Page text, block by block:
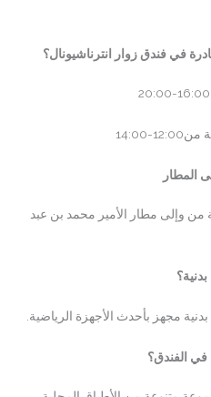
في فندق زوار انترناشيونال؟
14:00
المطار
من وإلى مطار الأمير محمد بن عبد
مجهز بأحدث الأجهزة الرياضية.
في الفندق؟